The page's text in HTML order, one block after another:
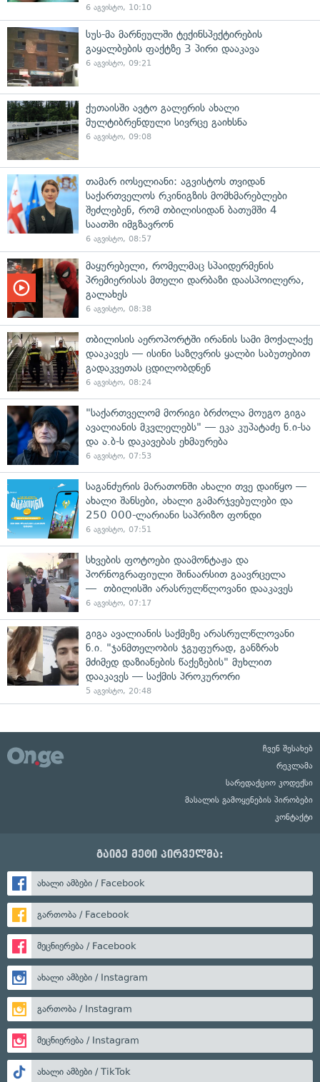
6 აგვისტო, 10:10
სუს-მა მარნეულში ტექინსპექტირების
გაყალბების ფაქტზე 3 პირი დააკავა
6 აგვისტო, 09:21
ქუთაისში ავტო გალერის ახალი
მულტიბრენდული სივრცე გაიხსნა
6 აგვისტო, 09:08
თამარ იოსელიანი: აგვისტოს თვიდან
საქართველოს რკინიგზის მომხმარებლები
შეძლებენ, რომ თბილისიდან ბათუმში 4
საათში იმგზავრონ
6 აგვისტო, 08:57
მაყურებელი, რომელმაც სპაიდერმენის
პრემიერისას მთელი დარბაზი დაასპოილერა,
გალახეს
6 აგვისტო, 08:38
თბილისის აეროპორტში ირანის სამი მოქალაქე
დააკავეს — ისინი საზღვრის ყალბი საბუთებით
გადაკვეთას ცდილობდნენ
6 აგვისტო, 08:24
"საქართველომ მორიგი ბრძოლა მოუგო გიგა
ავალიანის მკვლელებს" — ეკა კუპატაძე ნ.ი-სა
და ა.ბ-ს დაკავებას ეხმაურება
6 აგვისტო, 07:53
საგანძურის მარათონში ახალი თვე დაიწყო —
ახალი შანსები, ახალი გამარჯვებულები და
250 000-ლარიანი საპრიზო ფონდი
6 აგვისტო, 07:51
სხვების ფოტოები დაამონტაჟა და
პორნოგრაფიული შინაარსით გაავრცელა
— თბილისში არასრულწლოვანი დააკავეს
6 აგვისტო, 07:17
გიგა ავალიანის საქმეზე არასრულწლოვანი
ნ.ი. "ჯანმთელობის ჯგუფურად, განზრახ
მძიმედ დაზიანების წაქეზების" მუხლით
დააკავეს — საქმის პროკურორი
5 აგვისტო, 20:48
ჩვენ შესახებ
რეკლამა
სარედაქციო კოდექსი
მასალის გამოყენების პირობები
კონტაქტი
გაიგე მეტი პირველმა:
ახალი ამბები / Facebook
გართობა / Facebook
მეცნიერება / Facebook
ახალი ამბები / Instagram
გართობა / Instagram
მეცნიერება / Instagram
ახალი ამბები / TikTok